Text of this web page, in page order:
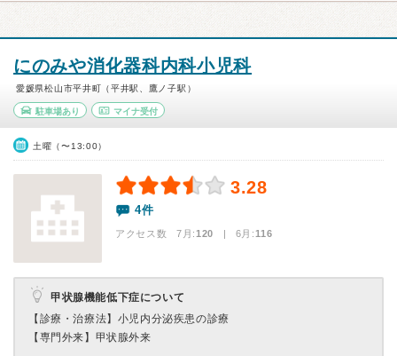
にのみや消化器科内科小児科
愛媛県松山市平井町（平井駅、鷹ノ子駅）
駐車場あり マイナ受付
土曜（〜13:00）
3.28
4件
アクセス数 7月:120 | 6月:116
甲状腺機能低下症について
【診療・治療法】 小児内分泌疾患の診療
【専門外来】 甲状腺外来